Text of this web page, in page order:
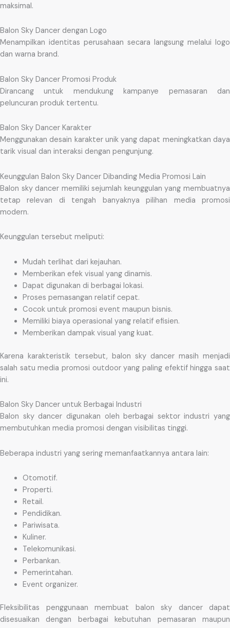
maksimal.
Balon Sky Dancer dengan Logo
Menampilkan identitas perusahaan secara langsung melalui logo
dan warna brand.
Balon Sky Dancer Promosi Produk
Dirancang untuk mendukung kampanye pemasaran dan
peluncuran produk tertentu.
Balon Sky Dancer Karakter
Menggunakan desain karakter unik yang dapat meningkatkan daya
tarik visual dan interaksi dengan pengunjung.
Keunggulan Balon Sky Dancer Dibanding Media Promosi Lain
Balon sky dancer memiliki sejumlah keunggulan yang membuatnya
tetap relevan di tengah banyaknya pilihan media promosi
modern.
Keunggulan tersebut meliputi:
Mudah terlihat dari kejauhan.
Memberikan efek visual yang dinamis.
Dapat digunakan di berbagai lokasi.
Proses pemasangan relatif cepat.
Cocok untuk promosi event maupun bisnis.
Memiliki biaya operasional yang relatif efisien.
Memberikan dampak visual yang kuat.
Karena karakteristik tersebut, balon sky dancer masih menjadi
salah satu media promosi outdoor yang paling efektif hingga saat
ini.
Balon Sky Dancer untuk Berbagai Industri
Balon sky dancer digunakan oleh berbagai sektor industri yang
membutuhkan media promosi dengan visibilitas tinggi.
Beberapa industri yang sering memanfaatkannya antara lain:
Otomotif.
Properti.
Retail.
Pendidikan.
Pariwisata.
Kuliner.
Telekomunikasi.
Perbankan.
Pemerintahan.
Event organizer.
Fleksibilitas penggunaan membuat balon sky dancer dapat
disesuaikan dengan berbagai kebutuhan pemasaran maupun